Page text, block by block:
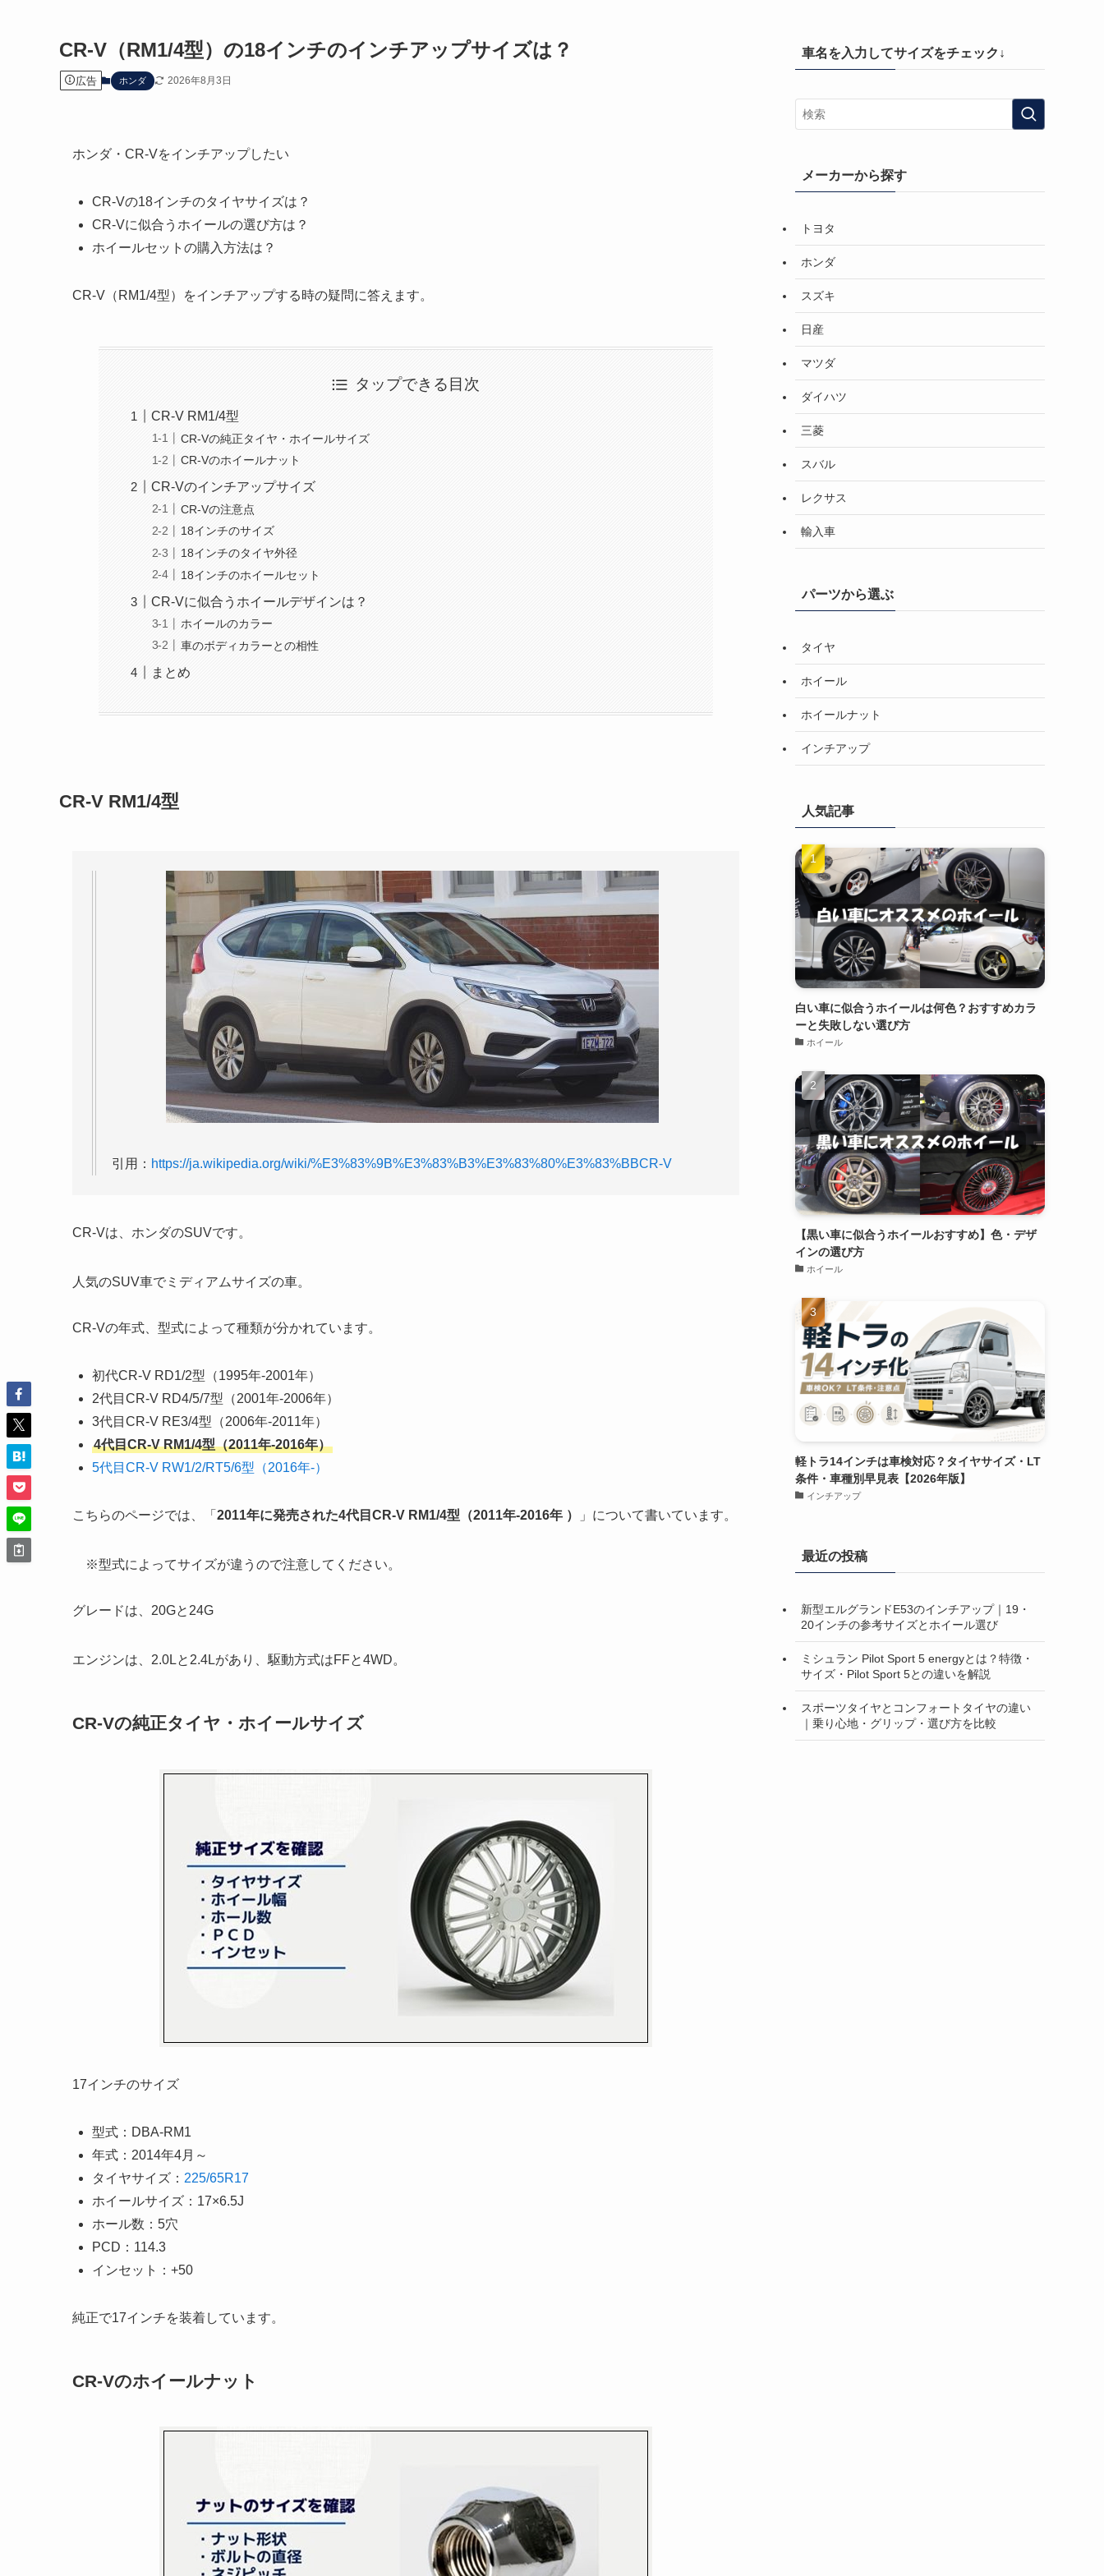
CR-V（RM1/4型）の18インチのインチアップサイズは？
広告 ホンダ 2026年8月3日
ホンダ・CR-Vをインチアップしたい
CR-Vの18インチのタイヤサイズは？
CR-Vに似合うホイールの選び方は？
ホイールセットの購入方法は？
CR-V（RM1/4型）をインチアップする時の疑問に答えます。
タップできる目次
CR-V RM1/4型
CR-Vの純正タイヤ・ホイールサイズ
CR-Vのホイールナット
CR-Vのインチアップサイズ
CR-Vの注意点
18インチのサイズ
18インチのタイヤ外径
18インチのホイールセット
CR-Vに似合うホイールデザインは？
ホイールのカラー
車のボディカラーとの相性
まとめ
CR-V RM1/4型
引用： https://ja.wikipedia.org/wiki/%E3%83%9B%E3%83%B3%E3%83%80%E3%83%BBCR-V
CR-Vは、ホンダのSUVです。
人気のSUV車でミディアムサイズの車。
CR-Vの年式、型式によって種類が分かれています。
初代CR-V RD1/2型（1995年-2001年）
2代目CR-V RD4/5/7型（2001年-2006年）
3代目CR-V RE3/4型（2006年-2011年）
4代目CR-V RM1/4型（2011年-2016年）
5代目CR-V RW1/2/RT5/6型（2016年-）
こちらのページでは、「 2011年に発売された4代目CR-V RM1/4型（2011年-2016年 ） 」について書いています。
※型式によってサイズが違うので注意してください。
グレードは、20Gと24G
エンジンは、2.0Lと2.4Lがあり、駆動方式はFFと4WD。
CR-Vの純正タイヤ・ホイールサイズ
17インチのサイズ
型式：DBA-RM1
年式：2014年4月～
タイヤサイズ： 225/65R17
ホイールサイズ：17×6.5J
ホール数：5穴
PCD：114.3
インセット：+50
純正で17インチを装着しています。
CR-Vのホイールナット
車名を入力してサイズをチェック↓
メーカーから探す
トヨタ
ホンダ
スズキ
日産
マツダ
ダイハツ
三菱
スバル
レクサス
輸入車
パーツから選ぶ
タイヤ
ホイール
ホイールナット
インチアップ
人気記事
白い車に似合うホイールは何色？おすすめカラ
ーと失敗しない選び方
ホイール
【黒い車に似合うホイールおすすめ】色・デザ
インの選び方
ホイール
軽トラ14インチは車検対応？タイヤサイズ・LT
条件・車種別早見表【2026年版】
インチアップ
最近の投稿
新型エルグランドE53のインチアップ｜19・
20インチの参考サイズとホイール選び
ミシュラン Pilot Sport 5 energyとは？特徴・
サイズ・Pilot Sport 5との違いを解説
スポーツタイヤとコンフォートタイヤの違い
｜乗り心地・グリップ・選び方を比較